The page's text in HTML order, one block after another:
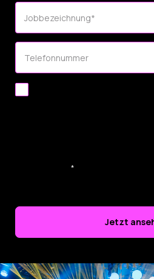
Jobbezeichnung*
Telefonnummer
*